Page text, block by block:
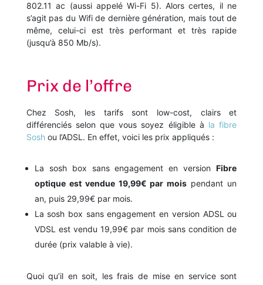
802.11 ac (aussi appelé Wi-Fi 5). Alors certes, il ne
s’agit pas du Wifi de dernière génération, mais tout de
même, celui-ci est très performant et très rapide
(jusqu’à 850 Mb/s).
Prix de l’offre
Chez Sosh, les tarifs sont low-cost, clairs et
différenciés selon que vous soyez éligible à la fibre
Soshou l’ADSL. En effet, voici les prix appliqués :
La sosh box sans engagement en versionFibre
optique est vendue 19,99€ par mois pendant un
an, puis 29,99€ par mois.
La sosh box sans engagement en version ADSL ou
VDSL est vendu 19,99€ par mois sans condition de
durée (prix valable à vie).
Quoi qu’il en soit, les frais de mise en service sont